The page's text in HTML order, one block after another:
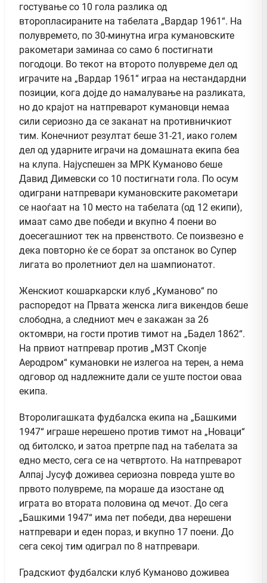
гостување со 10 гола разлика од
второпласираните на табелата „Вардар 1961“. На
полувремето, по 30-минутна игра кумановските
ракометари заминаа со само 6 постигнати
погодоци. Во текот на второто полувреме дел од
играчите на „Вардар 1961“ играа на нестандардни
позиции, кога дојде до намалување на разликата,
но до крајот на натпреварот кумановци немаа
сили сериозно да се заканат на противничкиот
тим. Конечниот резултат беше 31-21, иако голем
дел од ударните играчи на домашната екипа беа
на клупа. Најуспешен за МРК Куманово беше
Давид Димевски со 10 постигнати гола. По осум
одиграни натпревари кумановските ракометари
се наоѓаат на 10 место на табелата (од 12 екипи),
имаат само две победи и вкупно 4 поени во
доесегашниот тек на првенството. Се поизвезно е
дека повторно ќе се борат за опстанок во Супер
лигата во пролетниот дел на шампионатот.
Женскиот кошаркарски клуб „Куманово“ по
распоредот на Првата женска лига викендов беше
слободна, а следниот меч е закажан за 26
октомври, на гости против тимот на „Бадел 1862“.
На првиот натпревар против „МЗТ Скопје
Аеродром“ кумановки не излегоа на терен, а нема
одговор од надлежните дали се уште постои оваа
екипа.
Второлигашката фудбалска екипа на „Башкими
1947“ играше нерешено против тимот на „Новаци“
од битолско, и затоа претрпе пад на табелата за
едно место, сега се на четвртото. На натпреварот
Алпај Јусуф доживеа сериозна повреда уште во
првото полувреме, па мораше да изостане од
играта во втората половина од мечот. До сега
„Башкими 1947“ има пет победи, два нерешени
натпревари и еден пораз, и вкупно 17 поени. До
сега секој тим одиграл по 8 натпревари.
Градскиот фудбалски клуб Куманово доживеа